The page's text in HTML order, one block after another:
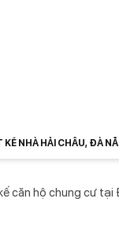
KẾ NHÀ HẢI CHÂU, ĐÀ